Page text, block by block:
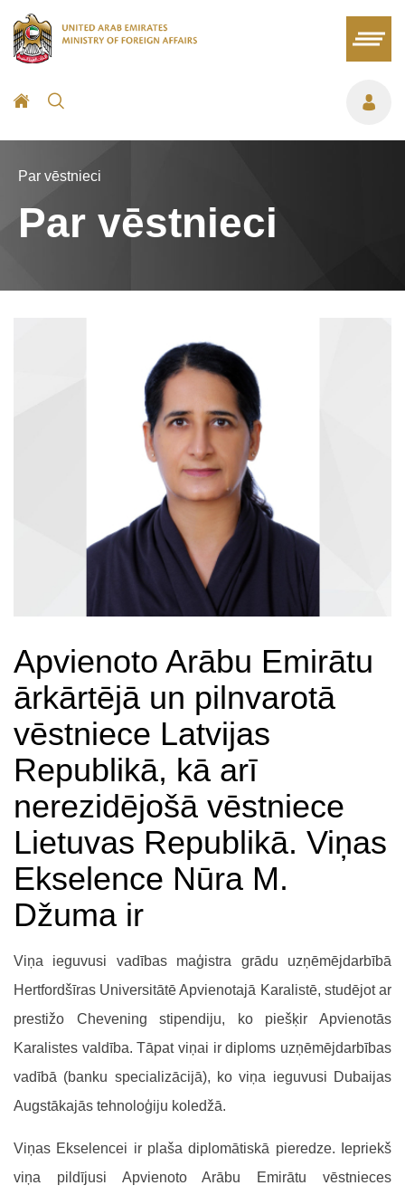
Par vēstnieci
Par vēstnieci
Apvienoto Arābu Emirātu
ārkārtējā un pilnvarotā
vēstniece Latvijas
Republikā, kā arī
nerezidējošā vēstniece
Lietuvas Republikā. Viņas
Ekselence Nūra M.
Džuma ir
Viņa ieguvusi vadības maģistra grādu uzņēmējdarbībā
Hertfordšīras Universitātē Apvienotajā Karalistē, studējot ar
prestižo Chevening stipendiju, ko piešķir Apvienotās
Karalistes valdība. Tāpat viņai ir diploms uzņēmējdarbības
vadībā (banku specializācijā), ko viņa ieguvusi Dubaijas
Augstākajās tehnoloģiju koledžā.
Viņas Ekselencei ir plaša diplomātiskā pieredze. Iepriekš
viņa pildījusi Apvienoto Arābu Emirātu vēstnieces